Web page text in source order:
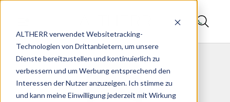
ALTHERR verwendet Websitetracking-
Technologien von Drittanbietern, um unsere
Dienste bereitzustellen und kontinuierlich zu
verbessern und um Werbung entsprechend den
Interessen der Nutzer anzuzeigen. Ich stimme zu
und kann meine Einwilligung jederzeit mit Wirkung